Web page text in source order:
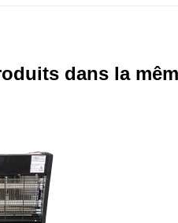
dans la